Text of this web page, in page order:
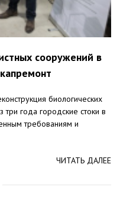
сооружений в
биологических
года городские стоки в
требованиям и
ЧИТАТЬ ДАЛЕЕ